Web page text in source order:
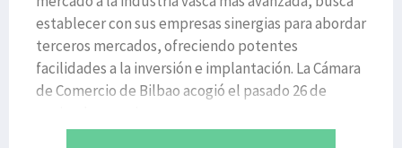
establecer con sus empresas sinergias para abordar
terceros mercados, ofreciendo potentes
facilidades a la inversión e implantación. La Cámara
de Comercio de Bilbao acogió el pasado 26 de